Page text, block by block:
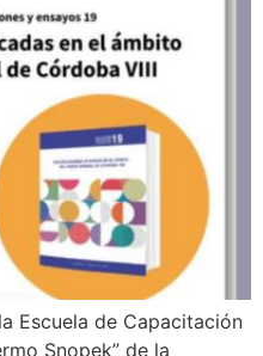
Escuela de Capacitación
Snopek” de la